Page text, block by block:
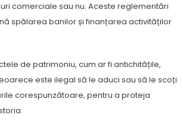
comerciale sau nu. Aceste reglementări
spălarea banilor și finanțarea activităților
de patrimoniu, cum ar fi antichitățile,
este ilegal să le aduci sau să le scoți
corespunzătoare, pentru a proteja